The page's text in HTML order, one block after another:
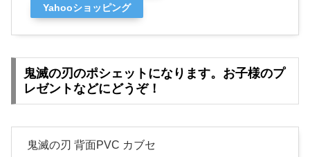
Yahooショッピング
鬼滅の刃のポシェットになります。お子様のプ
レゼントなどにどうぞ！
鬼滅の刃 背面PVC カブセ